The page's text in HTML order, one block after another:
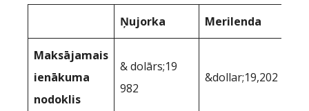
Ņujorka Merilenda
Maksājamais
ienākuma
nodoklis
& dolārs;19
982
&dollar;19,202